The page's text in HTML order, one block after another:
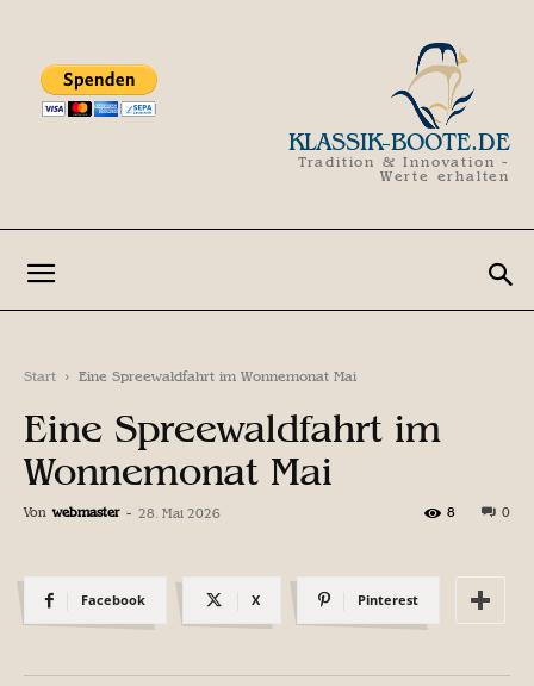
KLASSIK-BOOTE.DE
Tradition & Innovation -
Werte erhalten
Start Eine Spreewaldfahrt im Wonnemonat Mai
Eine Spreewaldfahrt im
Wonnemonat Mai
Von webmaster - 28. Mai 2026 0
8
Facebook X Pinterest